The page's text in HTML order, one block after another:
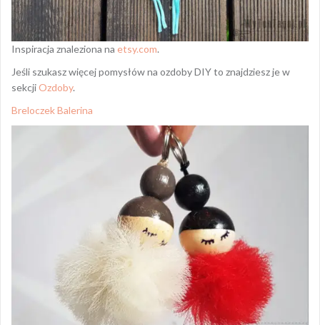
Inspiracja znaleziona na etsy.com.
Jeśli szukasz więcej pomysłów na ozdoby DIY to znajdziesz je w
sekcjiOzdoby.
Breloczek Balerina